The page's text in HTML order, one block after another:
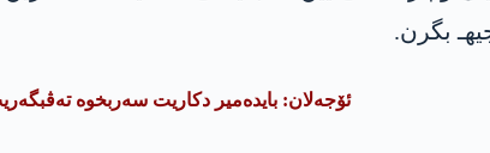
بگرن.
ئۆجەلان: بایدەمیر دکاریت سەربخوە